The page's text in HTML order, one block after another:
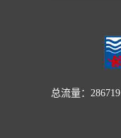
总流量：286719